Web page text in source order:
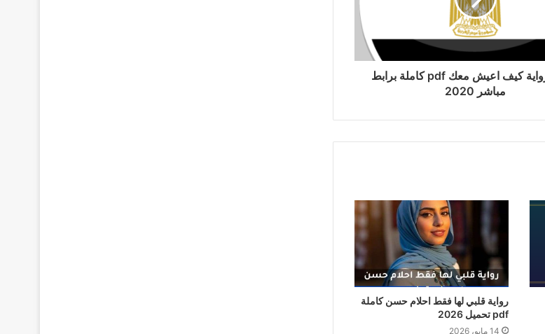
تحميل رواية كيف اعيش معك pdf كاملة برابط
مباشر 2020
رواية قلبي لها فقط احلام حسن كاملة
pdf تحميل 2026
14 مايو، 2026